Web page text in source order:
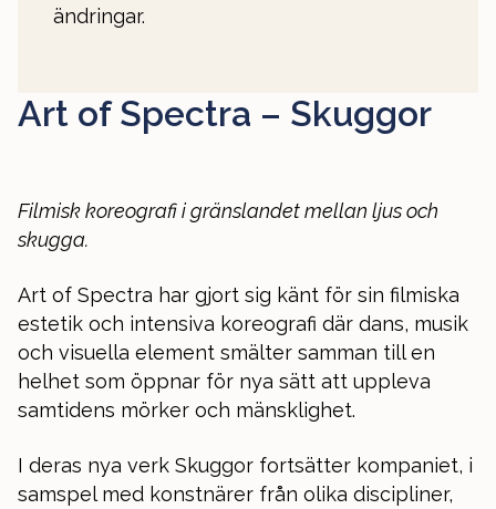
Art of Spectra – Skuggor
Filmisk koreografi i gränslandet mellan ljus och
skugga.
Art of Spectra har gjort sig känt för sin filmiska
estetik och intensiva koreografi där dans, musik
och visuella element smälter samman till en
helhet som öppnar för nya sätt att uppleva
samtidens mörker och mänsklighet.
I deras nya verk Skuggor fortsätter kompaniet, i
samspel med konstnärer från olika discipliner,
ändringar.